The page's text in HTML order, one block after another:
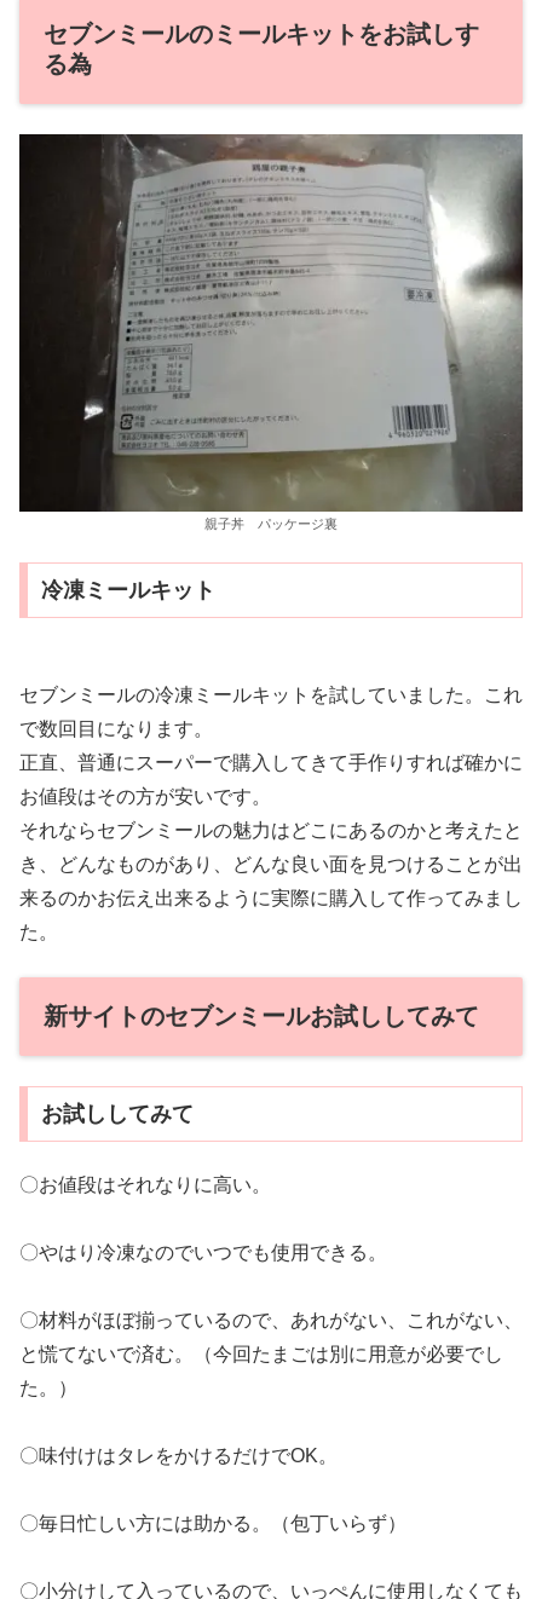
セブンミールのミールキットをお試しす
る為
親子丼 パッケージ裏
冷凍ミールキット
セブンミールの冷凍ミールキットを試していました。これ
で数回目になります。
正直、普通にスーパーで購入してきて手作りすれば確かに
お値段はその方が安いです。
それならセブンミールの魅力はどこにあるのかと考えたと
き、どんなものがあり、どんな良い面を見つけることが出
来るのかお伝え出来るように実際に購入して作ってみまし
た。
新サイトのセブンミールお試ししてみて
お試ししてみて
〇お値段はそれなりに高い。
〇やはり冷凍なのでいつでも使用できる。
〇材料がほぼ揃っているので、あれがない、これがない、
と慌てないで済む。（今回たまごは別に用意が必要でし
た。）
〇味付けはタレをかけるだけでOK。
〇毎日忙しい方には助かる。（包丁いらず）
〇小分けして入っているので、いっぺんに使用しなくても